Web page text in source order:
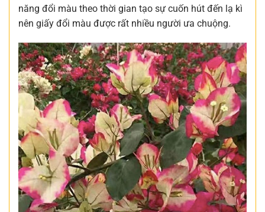
năng đổi màu theo thời gian tạo sự cuốn hút đến lạ kì
nên giấy đổi màu được rất nhiều người ưa chuộng.